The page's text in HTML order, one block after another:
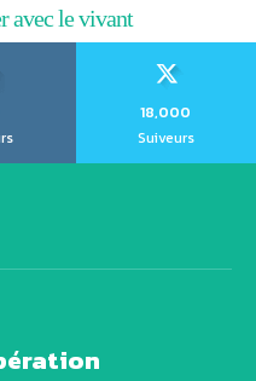
avec le vivant
18,000
Suiveurs